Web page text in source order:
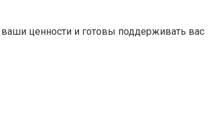
ценности и готовы поддерживать вас